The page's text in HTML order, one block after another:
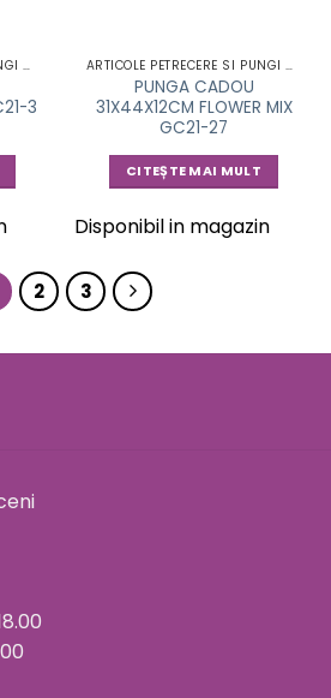
ARTICOLE PETRECERE SI PUNGI CADOU
3
ARTICOLE PETRECERE SI PUNGI CADOU
PUNGA CADOU
31X44X12CM FLOWER MIX
GC21-27
CITEȘTE MAI MULT
Disponibil in magazin
2 3